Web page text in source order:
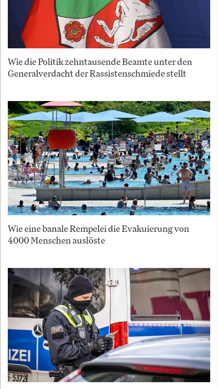
Wie die Politik zehntausende Beamte unter den
Generalverdacht der Rassistenschmiede stellt
Wie eine banale Rempelei die Evakuierung von
4000 Menschen auslöste